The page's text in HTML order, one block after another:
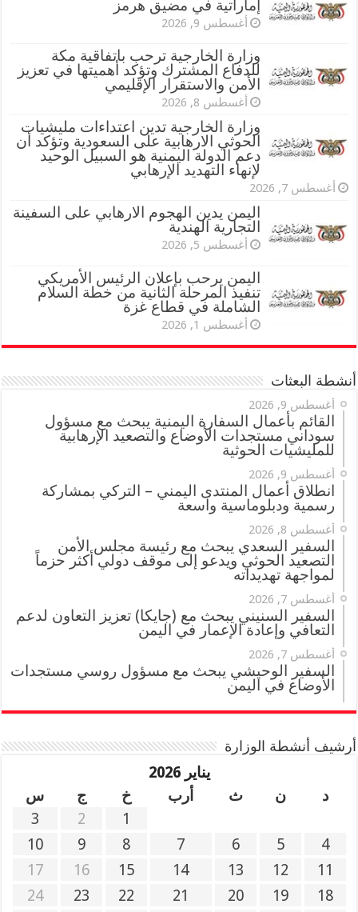
إماراتية في مضيق هرمز
أغسطس 9, 2026
وزارة الخارجية ترحب باتفاقية مكة
للدفاع المشترك وتؤكد أهميتها في تعزيز
الأمن والاستقرار الإقليمي
أغسطس 8, 2026
وزارة الخارجية تدين اعتداءات مليشيات
الحوثي الارهابية على السعودية وتؤكد أن
دعم الدولة اليمنية هو السبيل الوحيد
لإنهاء التهديد الإرهابي
أغسطس 7, 2026
اليمن يدين الهجوم الارهابي على السفينة
التجارية الهندية
أغسطس 5, 2026
اليمن يرحب بإعلان الرئيس الأمريكي
تنفيذ المرحلة الثانية من خطة السلام
الشاملة في قطاع غزة
أغسطس 1, 2026
أنشطة البعثات
أغسطس 9, 2026
القائم بأعمال السفارة اليمنية يبحث مع مسؤول
سوداني مستجدات الأوضاع والتصعيد الإرهابية
للمليشيات الحوثية
أغسطس 9, 2026
انطلاق أعمال المنتدى اليمني – التركي بمشاركة
رسمية ودبلوماسية واسعة
أغسطس 8, 2026
السفير السعدي يبحث مع رئيسة مجلس الأمن
التصعيد الحوثي ويدعو إلى موقف دولي أكثر حزماً
لمواجهة تهديداته
أغسطس 7, 2026
السفير السنيني يبحث مع (جايكا) تعزيز التعاون لدعم
التعافي وإعادة الإعمار في اليمن
أغسطس 7, 2026
السفير الوحيشي يبحث مع مسؤول روسي مستجدات
الأوضاع في اليمن
أرشيف أنشطة الوزارة
يناير 2026
د
ن ث أرب خ ج
س
1
2
3
4
5
6
7
8
9
10
11
12
13
14
15
16
17
18
19
20
21
22
23
24